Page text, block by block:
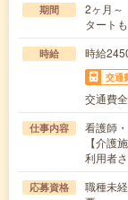
期間
2ヶ月
タート
時給 時給
交通
交通費
仕事内容
看護師
【介護
利用者
応募資格
職種未